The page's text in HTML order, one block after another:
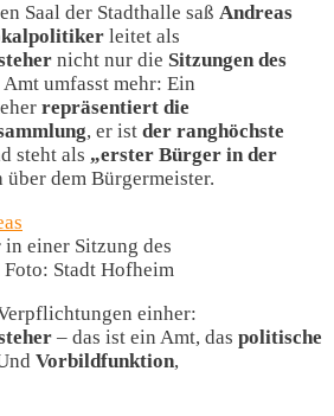
Saal der Stadthalle saß Andreas
leitet als
nicht nur die Sitzungen des
Amt umfasst mehr: Ein
repräsentiert die
, er ist der ranghöchste
steht als „erster Bürger in der
dem Bürgermeister.
einer Sitzung des
Foto: Stadt Hofheim
einher:
– das ist ein Amt, das politische
Vorbildfunktion,